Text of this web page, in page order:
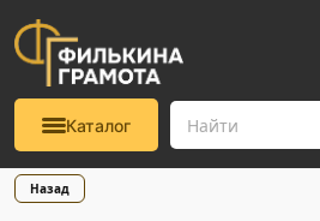
Каталог
Назад